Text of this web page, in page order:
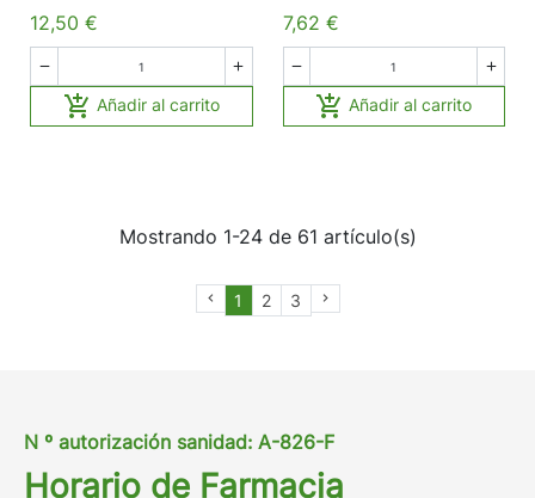
12,50 €
 
 Añadir al carrito
7,62 €
 
 Añadir al carrito
Mostrando 1-24 de 61 artículo(s)
 1 2 3 
N º autorización sanidad: A-826-F
Horario de Farmacia